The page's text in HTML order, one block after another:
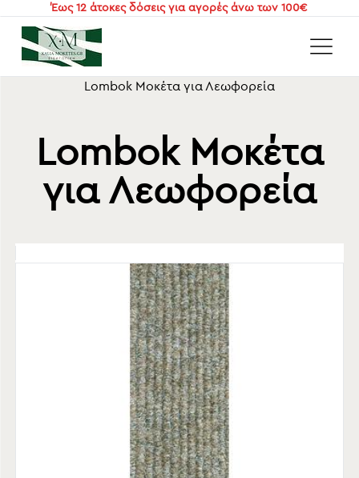
Έως 12 άτοκες δόσεις για αγορές άνω των 100€
Επαγγελματικές-Εκθεσιακές μοκέτες
Lombok Μοκέτα για Λεωφορεία
Lombok Μοκέτα
για Λεωφορεία